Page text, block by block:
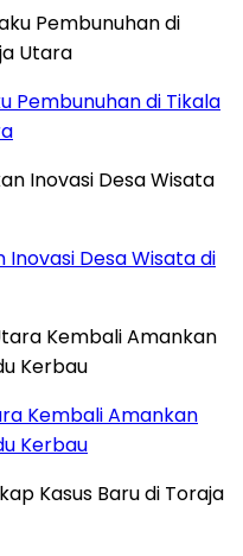
Pembunuhan di Tikala
Inovasi Desa Wisata di
Kembali Amankan
Kerbau